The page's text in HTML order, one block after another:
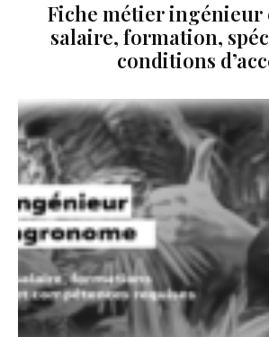
Fiche métier ingénieur
salaire, formation,
conditions